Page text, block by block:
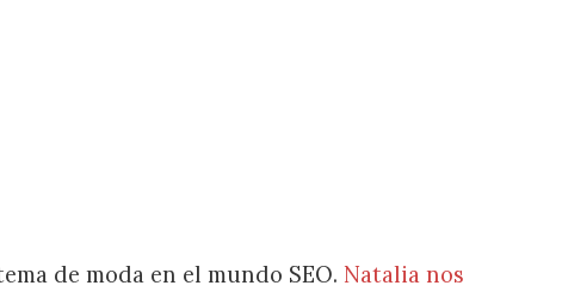
de moda en el mundo SEO. Natalia nos